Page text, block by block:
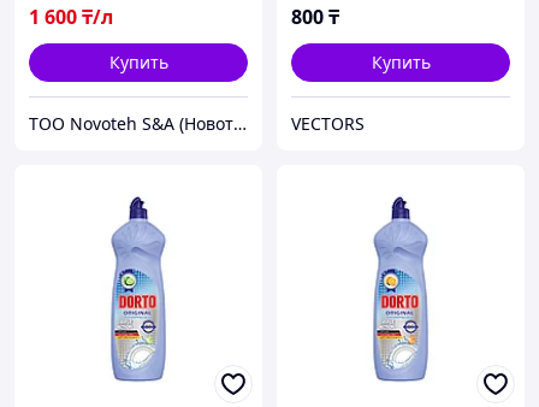
1 600₸/л
Купить
ТОО Novoteh S&A (Новотех)
800₸
Купить
VECTORS